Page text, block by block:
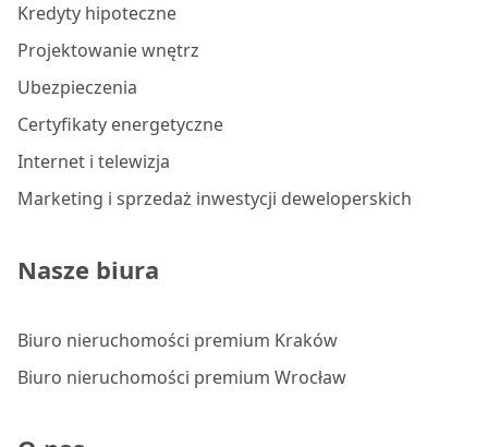
Kredyty hipoteczne
Projektowanie wnętrz
Ubezpieczenia
Certyfikaty energetyczne
Internet i telewizja
Marketing i sprzedaż inwestycji deweloperskich
Nasze biura
Biuro nieruchomości premium Kraków
Biuro nieruchomości premium Wrocław